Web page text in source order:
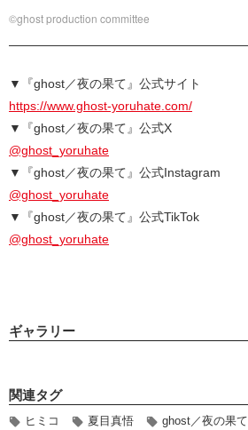
©ghost production committee
▼『ghost／夜の果て』公式サイト
https://www.ghost-yoruhate.com/
▼『ghost／夜の果て』公式X
@ghost_yoruhate
▼『ghost／夜の果て』公式Instagram
@ghost_yoruhate
▼『ghost／夜の果て』公式TikTok
@ghost_yoruhate
ギャラリー
関連タグ
ヒミコ 夏目真悟 ghost／夜の果て